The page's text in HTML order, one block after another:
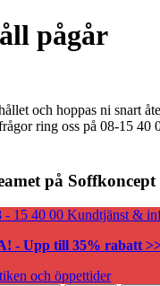
pågår
och hoppas ni snart
ring oss på 08-15 40
på Soffkoncept
- 15 40 00 Kundtjänst &
- Upp till 35% rabatt
och öppettider